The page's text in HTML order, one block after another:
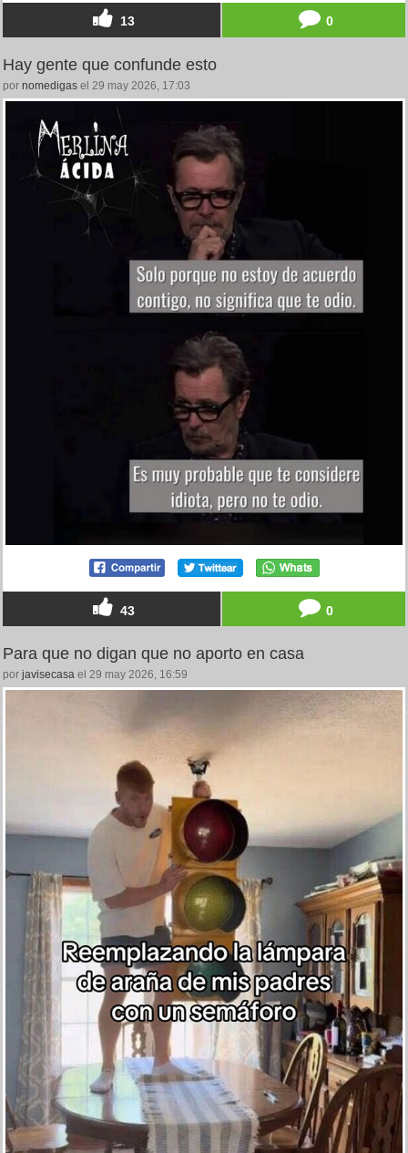
13 0
Hay gente que confunde esto
por nomedigas el 29 may 2026, 17:03
43 0
Para que no digan que no aporto en casa
por javisecasa el 29 may 2026, 16:59